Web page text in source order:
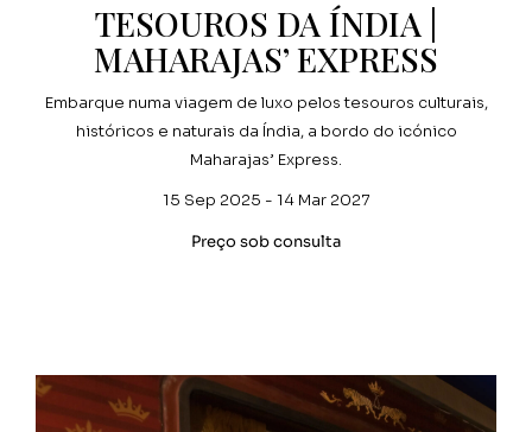
TESOUROS DA ÍNDIA |
MAHARAJAS’ EXPRESS
Embarque numa viagem de luxo pelos tesouros culturais,
históricos e naturais da Índia, a bordo do icónico
Maharajas’ Express.
15 Sep 2025 - 14 Mar 2027
Preço sob consulta